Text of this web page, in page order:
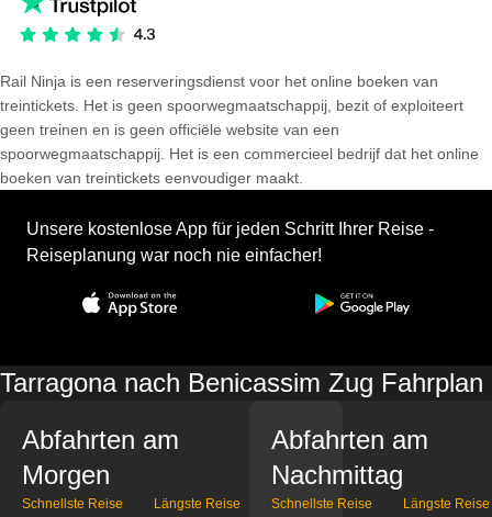
Rail Ninja is een reserveringsdienst voor het online boeken van
treintickets. Het is geen spoorwegmaatschappij, bezit of exploiteert
geen treinen en is geen officiële website van een
spoorwegmaatschappij. Het is een commercieel bedrijf dat het online
boeken van treintickets eenvoudiger maakt.
Unsere kostenlose App für jeden Schritt Ihrer Reise -
Reiseplanung war noch nie einfacher!
Tarragona nach Benicassim Zug Fahrplan
Abfahrten am
Morgen
Schnellste Reise Längste Reise
Abfahrten am
Nachmittag
Schnellste Reise Längste Reise